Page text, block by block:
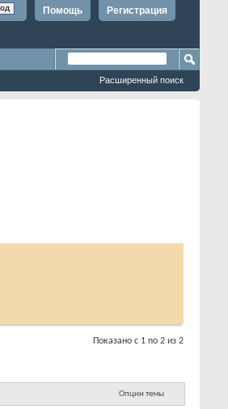
Регистрация
Помощь
Расширенный поиск
Показано с 1 по 2 из 2
Опции темы